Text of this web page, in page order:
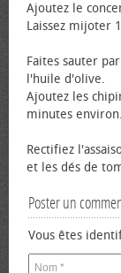
Ajoutez le
Laissez mijoter
Faites sauter
l'huile d'olive.
Ajoutez les
minutes environ.
Rectifiez
et les dés de
Poster un
Vous êtes